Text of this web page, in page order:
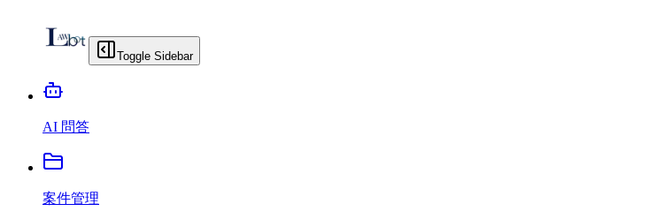
Toggle Sidebar
AI 問答
案件管理